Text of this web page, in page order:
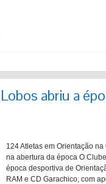
abriu a
124 Atletas em Orientação
na abertura da época O
época desportiva de
RAM e CD Garachico, com